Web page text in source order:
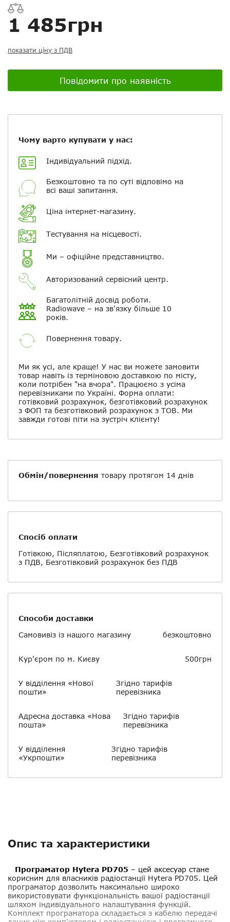
1 485грн
показати ціну з ПДВ
Повідомити про наявність
Чому варто купувати у нас:
Індивідуальний підхід.
Безкоштовно та по суті відповімо на
всі ваші запитання.
Ціна інтернет-магазину.
Тестування на місцевості.
Ми – офіційне представництво.
Авторизований сервісний центр.
Багатолітній досвід роботи.
Radiowave – на зв'язку більше 10
років.
Повернення товару.
Ми як усі, але краще! У нас ви можете замовити
товар навіть із терміновою доставкою по місту,
коли потрібен "на вчора". Працюємо з усіма
перевізниками по Україні. Форма оплати:
готівковий розрахунок, безготівковий розрахунок
з ФОП та безготівковий розрахунок з ТОВ. Ми
завжди готові піти на зустріч клієнту!
Обмін/повернення товару протягом 14 днів
Спосіб оплати
Готівкою, Післяплатою, Безготівковий розрахунок
з ПДВ, Безготівковий розрахунок без ПДВ
Способи доставки
Самовивіз із нашого магазину
безкоштовно
Кур'єром по м. Києву 500грн
У відділення «Нової
пошти»
Згідно тарифів
перевізника
Адресна доставка «Нова
пошта»
Згідно тарифів
перевізника
У відділення
«Укрпошти»
Згідно тарифів
перевізника
Опис та характеристики
Програматор Hytera PD705 – цей аксесуар стане
корисним для власників радіостанції Hytera PD705. Цей
програматор дозволить максимально широко
використовувати функціональність вашої радіостанції
шляхом індивідуального налаштування функцій.
Комплект програматора складається з кабелю передачі
+ Вибрати файли
Ваше ім'я
Електронна пошта
Повідомляти про відповіді по
електронній пошті
Скасувати Залишити відгук